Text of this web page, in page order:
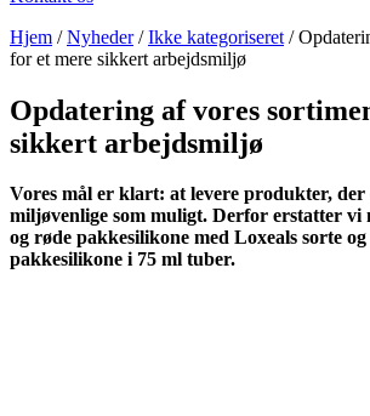
Hjem /Nyheder/Ikke kategoriseret /
for et mere sikkert arbejdsmiljø
Opdatering af vores
sikkert arbejdsmiljø
Vores mål er klart: at levere produkter, der
miljøvenlige som muligt. Derfor erstatter vi
og røde pakkesilikone med Loxeals sorte
pakkesilikone i 75 ml tuber.